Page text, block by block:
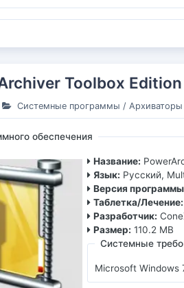
Toolbox Edition
Системные программы / Архиваторы
обеспечения
Название:
Язык: Русский,
Версия
Таблетка/Лечение:
Разработчик:
Размер: 110.2 MB
Системные
Microsoft Windows